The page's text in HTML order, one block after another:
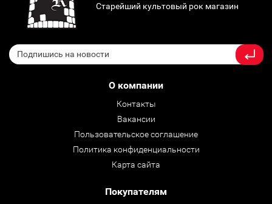
Старейший культовый рок магазин
О компании
Контакты
Вакансии
Пользовательское соглашение
Политика конфиденциальности
Карта сайта
Покупателям